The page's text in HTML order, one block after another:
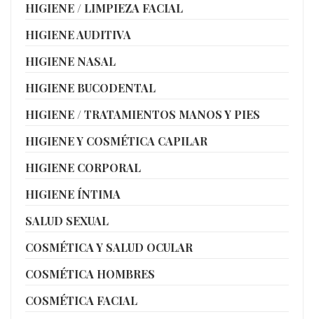
HIGIENE / LIMPIEZA FACIAL
HIGIENE AUDITIVA
HIGIENE NASAL
HIGIENE BUCODENTAL
HIGIENE / TRATAMIENTOS MANOS Y PIES
HIGIENE Y COSMÉTICA CAPILAR
HIGIENE CORPORAL
HIGIENE ÍNTIMA
SALUD SEXUAL
COSMÉTICA Y SALUD OCULAR
COSMÉTICA HOMBRES
COSMÉTICA FACIAL